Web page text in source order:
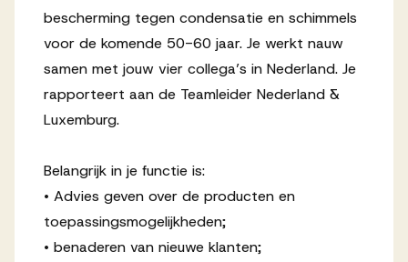
bescherming tegen condensatie en schimmels
voor de komende 50-60 jaar. Je werkt nauw
samen met jouw vier collega’s in Nederland. Je
rapporteert aan de Teamleider Nederland &
Luxemburg.
Belangrijk in je functie is:
• Advies geven over de producten en
toepassingsmogelijkheden;
• benaderen van nieuwe klanten;